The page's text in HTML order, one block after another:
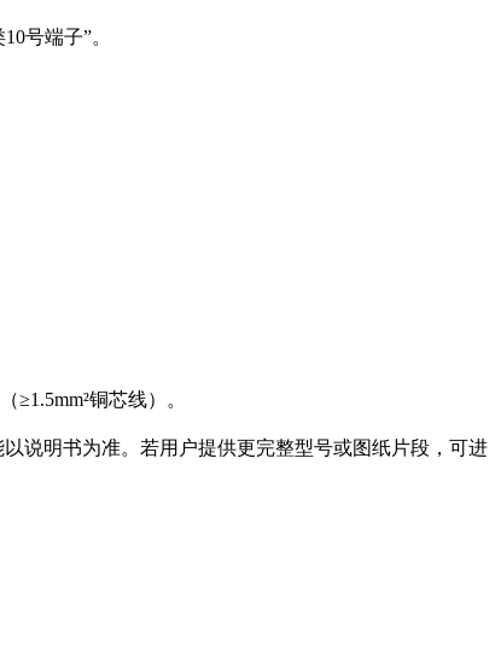
号端子”。
≥1.5mm²铜芯线）。
说明书为准。若用户提供更完整型号或图纸片段，可进